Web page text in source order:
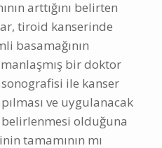
arttığını belirten
tiroid kanserinde
basamağının
bir doktor
ile kanser
ve uygulanacak
olduğuna
tamamının mı